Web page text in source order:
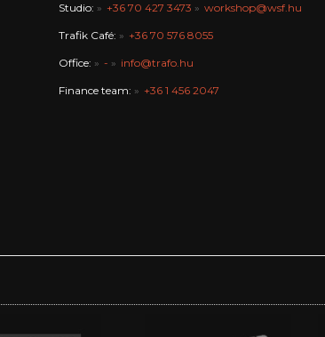
Studio: +36 70 427 3473 workshop@wsf.hu
Trafik Café: +36 70 576 8055
Office: - info@trafo.hu
Finance team: +36 1 456 2047